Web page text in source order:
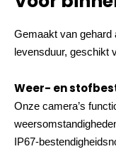
Gemaakt van gehard
levensduur, geschikt
Weer- en
Onze camera’s
IP67-